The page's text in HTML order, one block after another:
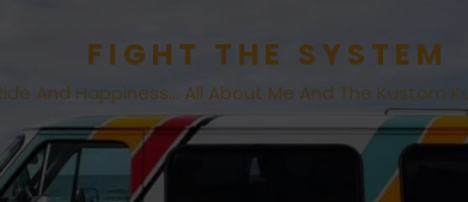
FIGHT THE SYSTEM
And Happiness… All About Me And The Kustom